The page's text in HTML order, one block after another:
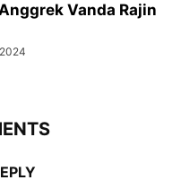
Vanda Rajin